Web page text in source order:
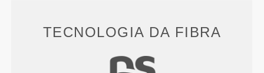
TECNOLOGIA DA FIBRA